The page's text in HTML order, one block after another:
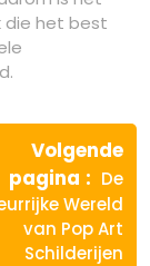
die het best
Volgende
pagina
De
Wereld
van Pop Art
Schilderijen